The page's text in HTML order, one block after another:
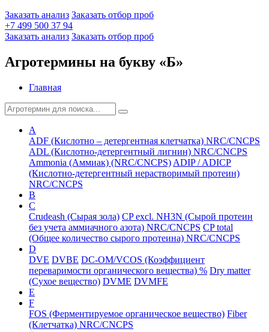
Заказать анализ Заказать отбор проб
+7 499 500 37 94
Заказать анализ Заказать отбор проб
Агротермины на букву «Б»
Главная
A
ADF (Кислотно – детергентная клетчатка) NRC/CNCPS
ADL (Кислотно-детергентный лигнин) NRC/CNCPS
Ammonia (Аммиак) (NRC/CNCPS) ADIP / ADICP
(Кислотно-детергентный нерастворимый протеин)
NRC/CNCPS
B
C
Crudeash (Сырая зола) CP excl. NH3N (Сырой протеин
без учета аммиачного азота) NRC/CNCPS CP total
(Общее количество сырого протеина) NRC/CNCPS
D
DVE DVBE DC-OM/VCOS (Коэффициент
переваримости органического вещества) % Dry matter
(Сухое вещество) DVME DVMFE
E
F
FOS (Ферментируемое органическое вещество) Fiber
(Клетчатка) NRC/CNCPS